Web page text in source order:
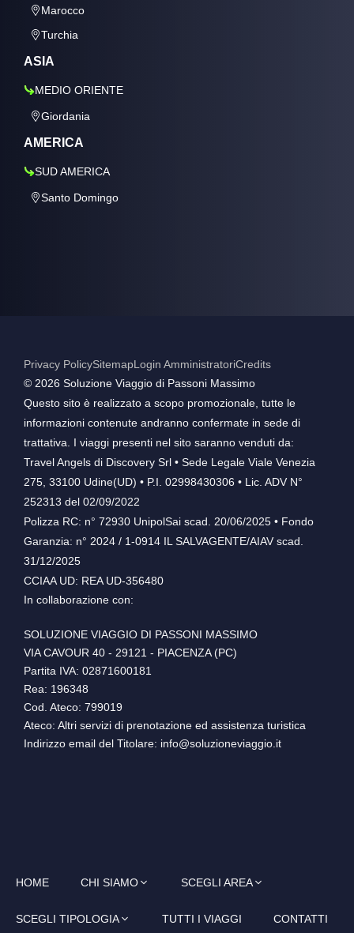
Marocco
Turchia
ASIA
MEDIO ORIENTE
Giordania
AMERICA
SUD AMERICA
Santo Domingo
Privacy PolicySitemapLogin AmministratoriCredits
©️ 2026 Soluzione Viaggio di Passoni Massimo
Questo sito è realizzato a scopo promozionale, tutte le
informazioni contenute andranno confermate in sede di
trattativa. I viaggi presenti nel sito saranno venduti da:
Travel Angels di Discovery Srl • Sede Legale Viale Venezia
275, 33100 Udine(UD) • P.I. 02998430306 • Lic. ADV N°
252313 del 02/09/2022
Polizza RC: n° 72930 UnipolSai scad. 20/06/2025 • Fondo
Garanzia: n° 2024 / 1-0914 IL SALVAGENTE/AIAV scad.
31/12/2025
CCIAA UD: REA UD-356480
In collaborazione con:
SOLUZIONE VIAGGIO DI PASSONI MASSIMO
VIA CAVOUR 40 - 29121 - PIACENZA (PC)
Partita IVA: 02871600181
Rea: 196348
Cod. Ateco: 799019
Ateco: Altri servizi di prenotazione ed assistenza turistica
Indirizzo email del Titolare: info@soluzioneviaggio.it
HOME CHI SIAMO SCEGLI AREA
SCEGLI TIPOLOGIA TUTTI I VIAGGI CONTATTI